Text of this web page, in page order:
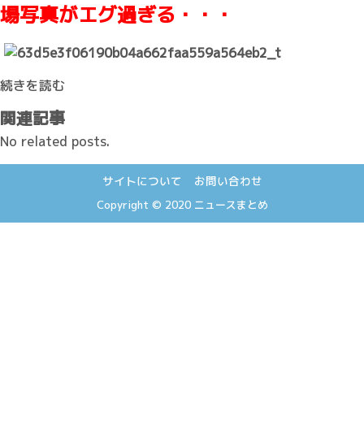
場写真がエグ過ぎる・・・
続きを読む
関連記事
No related posts.
サイトについて お問い合わせ
Copyright © 2020 ニュースまとめ